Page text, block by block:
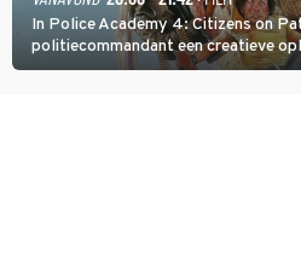
In Police Academy 4: Citizens on
politiecommandant een creatieve
agenten.